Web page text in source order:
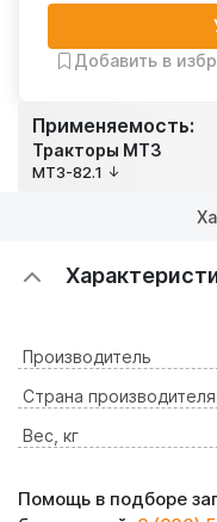
Применяемость:
Тракторы МТЗ
МТЗ-82.1
Добавить в
Производитель
Страна производителя
Вес, кг
Помощь в подборе